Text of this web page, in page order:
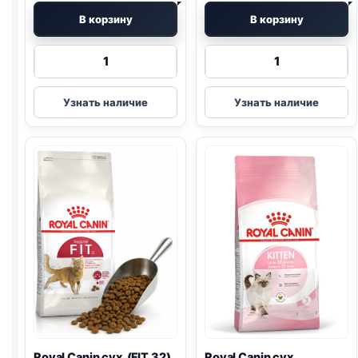
В корзину
Количество
Royal
Canin
Vet
HYPOALLERGENIC
Узнать наличие
В корзину
Количество
Royal
Canin
сух.
BABYCAT)
2кг
Узнать наличие